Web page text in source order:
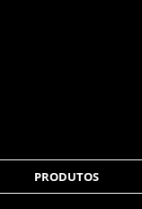
PRODUTOS